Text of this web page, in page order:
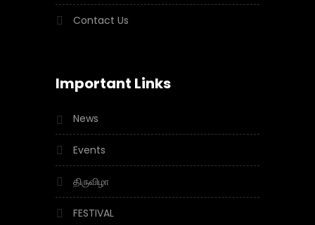
Contact Us
Important Links
News
Events
திருவிழா
FESTIVAL